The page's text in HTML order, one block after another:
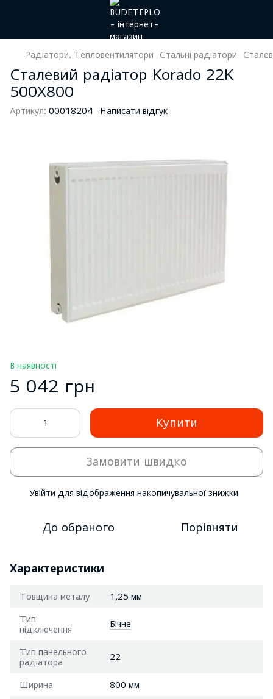
Радіатори. Тепловентилятори Стальні радіатори
Сталевий радіатор Korado 22K
500Х800
Артикул: 00018204 Написати відгук
В наявності
5 042 грн
Купити
Замовити швидко
Увійти для відображення накопичувальної знижки
До обраного Порівняти
Характеристики
Товщина металу 1,25 мм
Тип
підключення
Бічне
Тип панельного
радіатора
22
Ширина 800 мм